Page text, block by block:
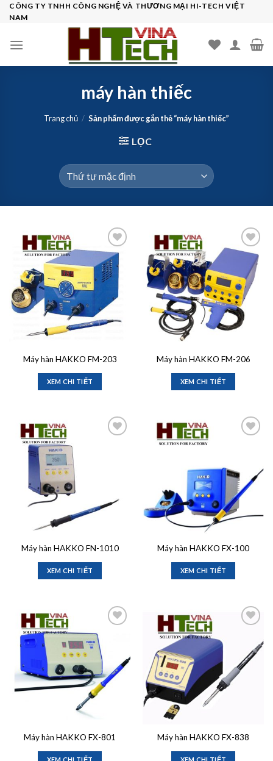
SkipCÔNG TY TNHH CÔNG NGHỆ VÀ THƯƠNG MẠI HI-TECH VIỆT
NAM
máy hàn thiếc
Trang chủ / Sản phẩm được gắn thẻ “máy hàn thiếc”
LỌC
Add to
wishlist
Máy hàn HAKKO FM-203
XEM CHI TIẾT
Add to
wishlist
Máy hàn HAKKO FM-206
XEM CHI TIẾT
Máy hàn HAKKO FN-1010
XEM CHI TIẾT
Máy hàn HAKKO FX-100
XEM CHI TIẾT
wishlist
Máy hàn HAKKO FX-801 Máy hàn HAKKO FX-838